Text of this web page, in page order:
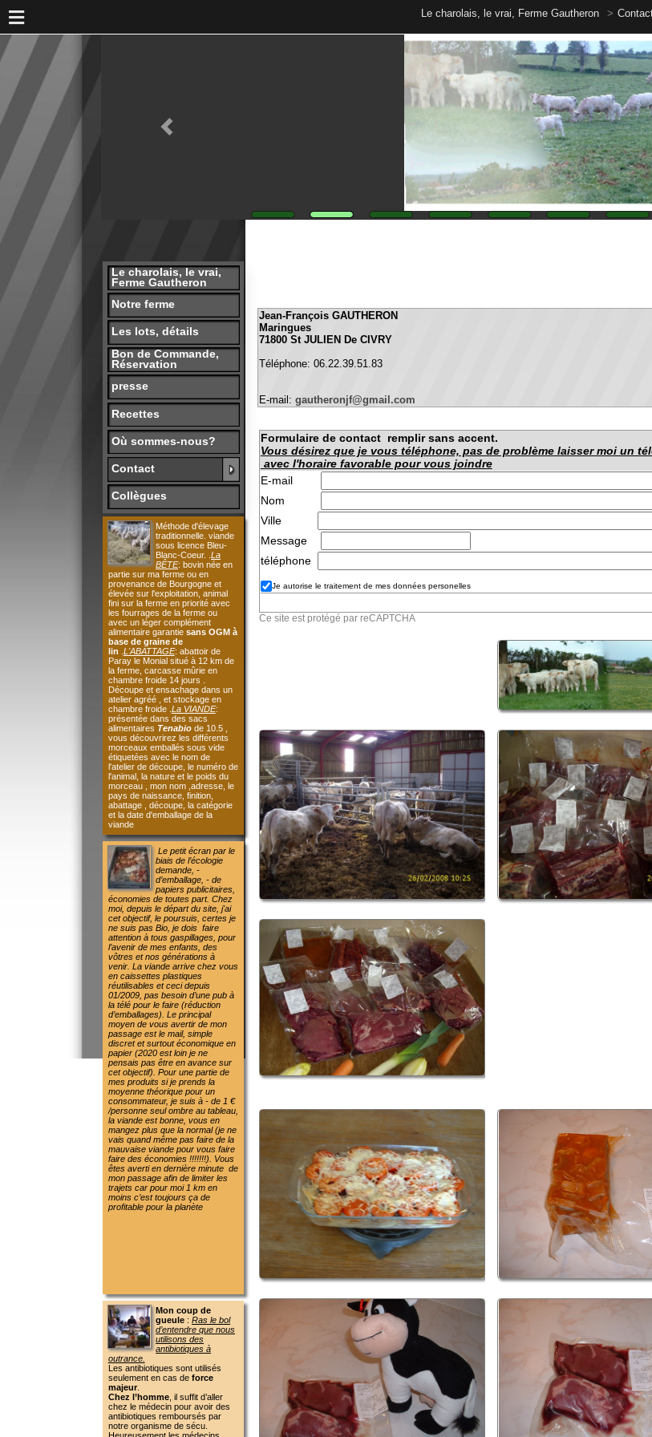
Le charolais, le vrai, Ferme Gautheron Contact
Notre ferme
Les lots, détails
Bon de Commande,
Réservation
presse
Recettes
Où sommes-nous?
Contact
Collègues
traditionnelle. viande
sous licence Bleu-
Blanc-Coeur. .
BÊTE: bovin née en
partie sur ma ferme ou en
provenance de Bourgogne et
élevée sur l'exploitation, animal
fini sur la ferme en priorité avec
les fourrages de la ferme ou
avec un léger complément
alimentaire garantiesans OGM à
base de graine de
lin.L'ABATTAGE: abattoir de
Paray le Monial situé à 12 km de
la ferme, carcasse mûrie en
chambre froide 14 jours .
Découpe et ensachage dans un
atelier agréé , et stockage en
chambre froide .La VIANDE
présentée dans des sacs
alimentaires Tenabiode 10.5 ,
vous découvrirez les différents
morceaux emballés sous vide
étiquetées avec le nom de
l'atelier de découpe, le numéro de
l'animal, la nature et le poids du
morceau , mon nom ,adresse, le
pays de naissance, finition,
abattage , découpe, la catégorie
et la date d'emballage de la
viande
Le petit écran par le
biais de l’écologie
demande, -
d’emballage, - de
papiers publicitaires,
économies de toutes part. Chez
moi, depuis le départ du site, j'ai
cet objectif, le poursuis, certes je
ne suis pas Bio, je dois faire
attention à tous gaspillages, pour
l’avenir de mes enfants, des
vôtres et nos générations à
venir. La viande arrive chez vous
en caissettes plastiques
réutilisables et ceci depuis
01/2009, pas besoin d’une pub à
la télé pour le faire (réduction
d’emballages).Le principal
moyen de vous avertir de mon
passage est le mail, simple
discret et surtout économique en
papier (2020 est loin je ne
pensais pas être en avance sur
cet objectif).Pour une partie de
mes produits si je prends la
moyenne théorique pour un
consommateur, je suis à - de 1 €
/personne seul ombre au tableau,
la viande est bonne, vous en
mangez plus que la normal (je ne
vais quand même pas faire de la
mauvaise viande pour vous faire
faire des économies !!!!!!!).Vous
êtes averti en dernière minute de
mon passage afin de limiter les
trajets car pour moi 1 km en
moins c’est toujours ça de
profitable pour la planète
Mon coup de
gueule:Ras le bol
d’entendre que nous
notre organisme de sécu.
Heureusement les médecins
deviennent vigilants !!!!!!!!Ouf
pour notre santé
Chez les animauxil nous faudra
une visite de vétérinaire et
l’antibiotique prescrit, mais tous
cela de notre poche (ça coûte
chère), alors faut vraiment que
ce soit nécessaire. Très peu
d’animaux sur mon élevage
savent ce qu’est un antibiotique
et j’en suis fière.
De plus on me dit quele bio
n’emploie pas d’antibiotique,
faux !!!!!!!
Jean-François GAUTHERON
Maringues
71800 St JULIEN De CIVRY
Téléphone: 06.22.39.51.83
E-mail:gautheronjf@gmail.com
Formulaire de contact remplir sans accent.
Vous désirez que je vous téléphone, pas de problème laisser moi un téléphone fixe
E-mail
Nom
téléphone
Je autorise le traitement de mes données personelles
Ce site est protégé par reCAPTCHA